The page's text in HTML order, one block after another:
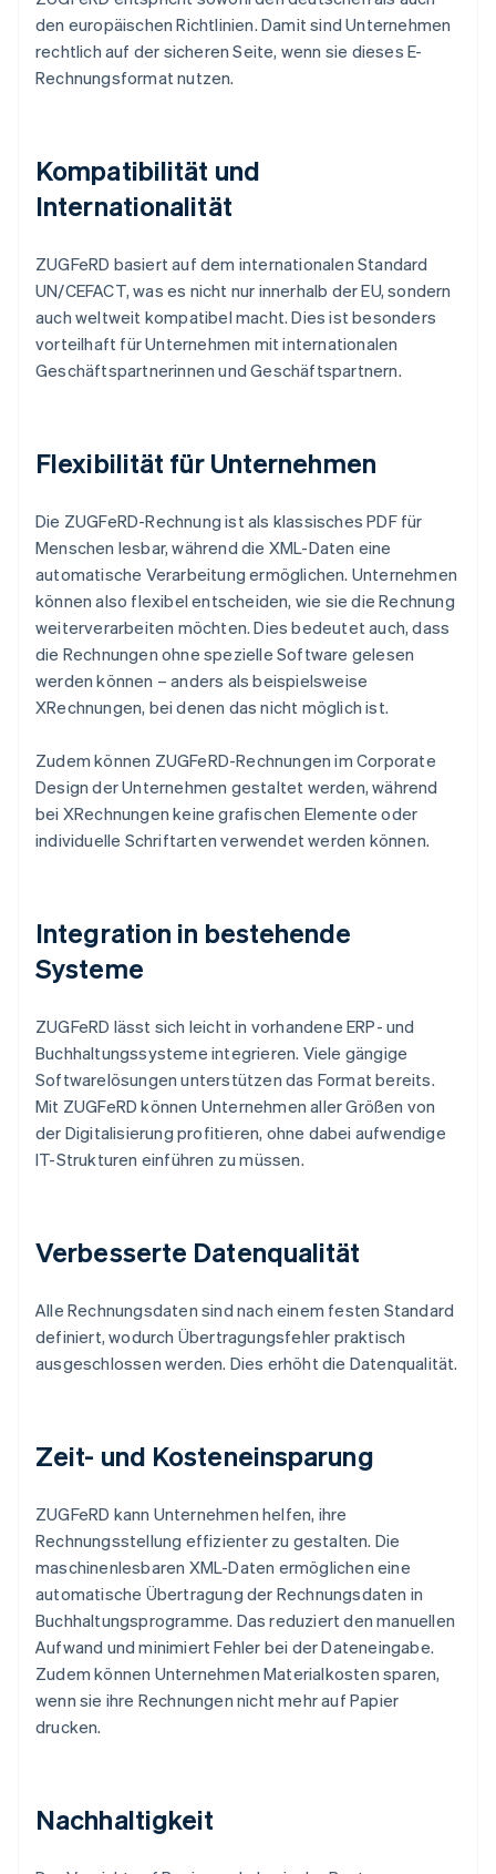
den europäischen Richtlinien. Damit sind Unternehmen
rechtlich auf der sicheren Seite, wenn sie dieses E-
Rechnungsformat nutzen.
Kompatibilität und
Internationalität
ZUGFeRD basiert auf dem internationalen Standard
UN/CEFACT, was es nicht nur innerhalb der EU, sondern
auch weltweit kompatibel macht. Dies ist besonders
vorteilhaft für Unternehmen mit internationalen
Geschäftspartnerinnen und Geschäftspartnern.
Flexibilität für Unternehmen
Die ZUGFeRD-Rechnung ist als klassisches PDF für
Menschen lesbar, während die XML-Daten eine
automatische Verarbeitung ermöglichen. Unternehmen
können also flexibel entscheiden, wie sie die Rechnung
weiterverarbeiten möchten. Dies bedeutet auch, dass
die Rechnungen ohne spezielle Software gelesen
werden können – anders als beispielsweise
XRechnungen, bei denen das nicht möglich ist.
Zudem können ZUGFeRD-Rechnungen im Corporate
Design der Unternehmen gestaltet werden, während
bei XRechnungen keine grafischen Elemente oder
individuelle Schriftarten verwendet werden können.
Integration in bestehende
Systeme
ZUGFeRD lässt sich leicht in vorhandene ERP- und
Buchhaltungssysteme integrieren. Viele gängige
Softwarelösungen unterstützen das Format bereits.
Mit ZUGFeRD können Unternehmen aller Größen von
der Digitalisierung profitieren, ohne dabei aufwendige
IT-Strukturen einführen zu müssen.
Verbesserte Datenqualität
Alle Rechnungsdaten sind nach einem festen Standard
definiert, wodurch Übertragungsfehler praktisch
ausgeschlossen werden. Dies erhöht die Datenqualität.
Zeit- und Kosteneinsparung
ZUGFeRD kann Unternehmen helfen, ihre
Rechnungsstellung effizienter zu gestalten. Die
maschinenlesbaren XML-Daten ermöglichen eine
automatische Übertragung der Rechnungsdaten in
Buchhaltungsprogramme. Das reduziert den manuellen
Aufwand und minimiert Fehler bei der Dateneingabe.
Zudem können Unternehmen Materialkosten sparen,
wenn sie ihre Rechnungen nicht mehr auf Papier
drucken.
Nachhaltigkeit